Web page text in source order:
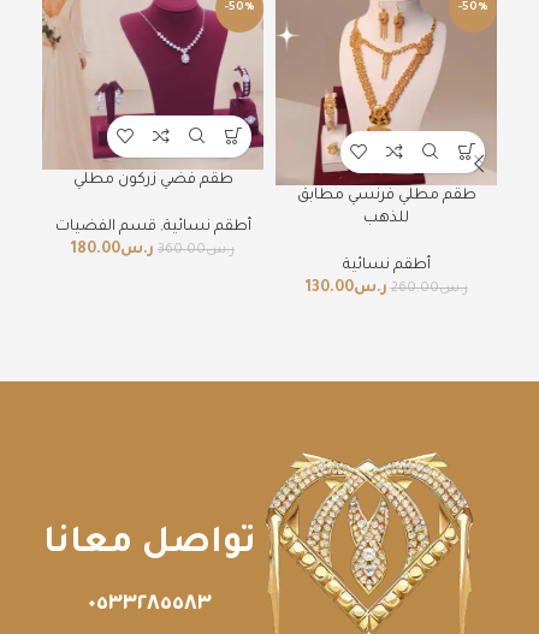
-50%
طقم مطلي فرنسي مطابق
للذهب
أطقم نسائية
ر.س260.00 ر.س130.00
-50%
طقم فضي زركون مطلي
أطقم نسائية, قسم الفضيات
ر.س360.00 ر.س180.00
تواصل معانا
٠٥٣٣٢٨٥٥٨٣